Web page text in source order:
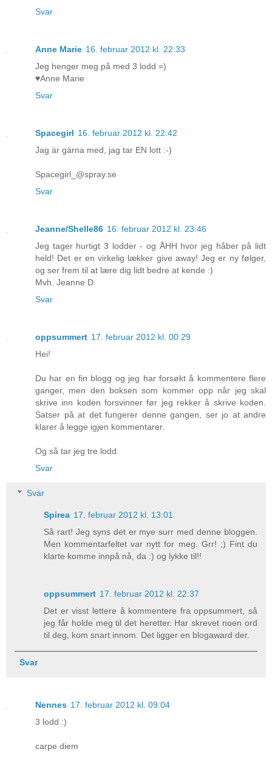
Svar
Anne Marie 16. februar 2012 kl. 22:33
Jeg henger meg på med 3 lodd =)
♥Anne Marie
Svar
Spacegirl 16. februar 2012 kl. 22:42
Jag är gärna med, jag tar EN lott :-)
Spacegirl_@spray.se
Svar
Jeanne/Shelle86 16. februar 2012 kl. 23:46
Jeg tager hurtigt 3 lodder - og ÅHH hvor jeg håber på lidt
held! Det er en virkelig lækker give away! Jeg er ny følger,
og ser frem til at lære dig lidt bedre at kende :)
Mvh. Jeanne D.
Svar
oppsummert 17. februar 2012 kl. 00:29
Hei!
Du har en fin blogg og jeg har forsøkt å kommentere flere
ganger, men den boksen som kommer opp når jeg skal
skrive inn koden forsvinner før jeg rekker å skrive koden.
Satser på at det fungerer denne gangen, ser jo at andre
klarer å legge igjen kommentarer.
Og så tar jeg tre lodd.
Svar
Svar
Spirea 17. februar 2012 kl. 13:01
Så rart! Jeg syns det er mye surr med denne bloggen.
Men kommentarfeltet var nytt for meg. Grr! ;) Fint du
klarte komme innpå nå, da :) og lykke til!!
oppsummert 17. februar 2012 kl. 22:37
Det er visst lettere å kommentere fra oppsummert, så
jeg får holde meg til det heretter. Har skrevet noen ord
til deg, kom snart innom. Det ligger en blogaward der.
Svar
Nennes 17. februar 2012 kl. 09:04
3 lodd :)
carpe diem